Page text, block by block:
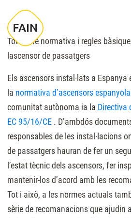
este
sitio
web
un
sistema
de
accesibilidad.
Tot sobre normativa i regles
lascensor de passatgers
Els ascensors instal·lats a
la normativa d’ascensors espanyola
comunitat autònoma ia la Directiva
EC 95/16/CE . D’ambdós
responsables de les instal·lacions
de passatgers hauran de fer un
l’estat tècnic dels ascensors, fer
mantenir-los d’acord amb les
Tot i això, a les normes actuals
sèrie de recomanacions que ajudin